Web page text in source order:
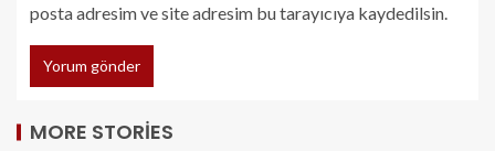
posta adresim ve site adresim bu tarayıcıya kaydedilsin.
MORE STORIES